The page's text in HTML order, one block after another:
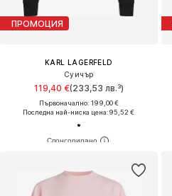
ПРОМОЦИЯ
KARL LAGERFELD
Суичър
119,40 €(233,53 лв.³)
Първоначално: 199,00 €
Последна най-ниска цена:95,52 €